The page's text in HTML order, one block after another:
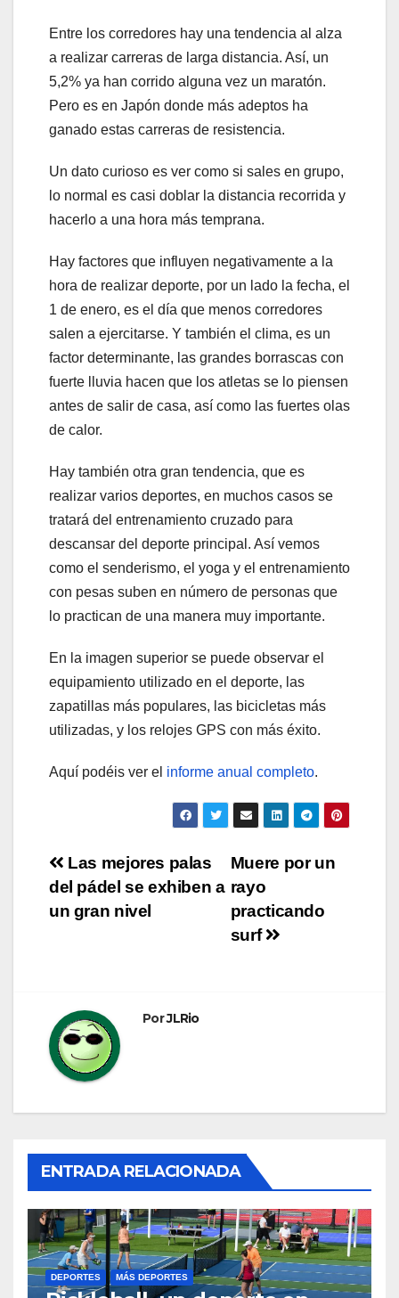
Entre los corredores hay una tendencia al alza
a realizar carreras de larga distancia. Así, un
5,2% ya han corrido alguna vez un maratón.
Pero es en Japón donde más adeptos ha
ganado estas carreras de resistencia.
Un dato curioso es ver como si sales en grupo,
lo normal es casi doblar la distancia recorrida y
hacerlo a una hora más temprana.
Hay factores que influyen negativamente a la
hora de realizar deporte, por un lado la fecha, el
1 de enero, es el día que menos corredores
salen a ejercitarse. Y también el clima, es un
factor determinante, las grandes borrascas con
fuerte lluvia hacen que los atletas se lo piensen
antes de salir de casa, así como las fuertes olas
de calor.
Hay también otra gran tendencia, que es
realizar varios deportes, en muchos casos se
tratará del entrenamiento cruzado para
descansar del deporte principal. Así vemos
como el senderismo, el yoga y el entrenamiento
con pesas suben en número de personas que
lo practican de una manera muy importante.
En la imagen superior se puede observar el
equipamiento utilizado en el deporte, las
zapatillas más populares, las bicicletas más
utilizadas, y los relojes GPS con más éxito.
Aquí podéis ver el informe anual completo.
Navegación
de
Muere por un
rayo
practicando
surf
Las mejores palas
del pádel se exhiben a
un gran nivel
PorJLRio
ENTRADA RELACIONADA
DEPORTES MÁS DEPORTES